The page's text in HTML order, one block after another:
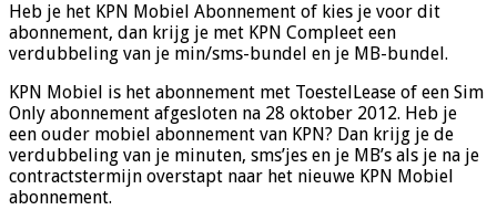
Heb je het KPN Mobiel Abonnement of kies je voor dit
abonnement, dan krijg je met KPN Compleet een
verdubbeling van je min/sms-bundel en je MB-bundel.
KPN Mobiel is het abonnement met ToestelLease of een Sim
Only abonnement afgesloten na 28 oktober 2012. Heb je
een ouder mobiel abonnement van KPN? Dan krijg je de
verdubbeling van je minuten, sms’jes en je MB’s als je na je
contractstermijn overstapt naar het nieuwe KPN Mobiel
abonnement.